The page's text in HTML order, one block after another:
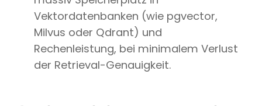
Vektordatenbanken (wie pgvector,
Milvus oder Qdrant) und
Rechenleistung, bei minimalem Verlust
der Retrieval-Genauigkeit.